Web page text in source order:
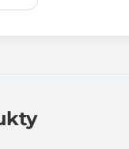
VELVET